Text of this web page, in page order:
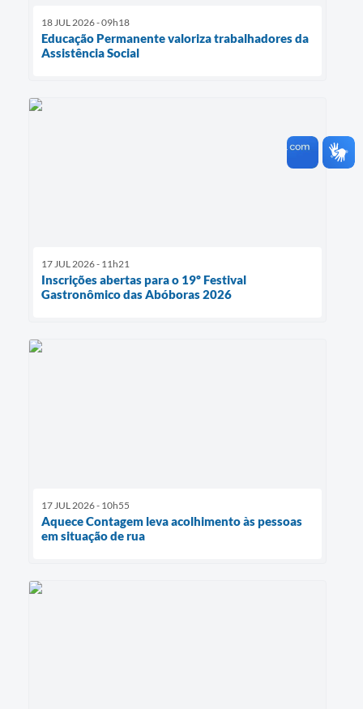
18 JUL 2026 - 09h18
Educação Permanente valoriza trabalhadores da
Assistência Social
17 JUL 2026 - 11h21
Inscrições abertas para o 19º Festival
Gastronômico das Abóboras 2026
17 JUL 2026 - 10h55
Aquece Contagem leva acolhimento às pessoas
em situação de rua